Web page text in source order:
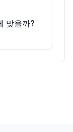
맞을까?